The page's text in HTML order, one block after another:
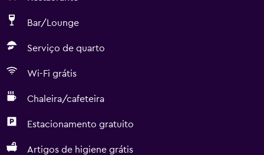
Bar/Lounge
Serviço de quarto
Wi-Fi grátis
Chaleira/cafeteira
Estacionamento gratuito
Artigos de higiene grátis